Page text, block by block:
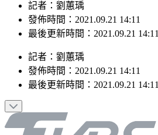
記者：劉蕙瑀
發佈時間：2021.09.21 14:11
最後更新時間：2021.09.21 14:11
記者 ： 劉蕙瑀
發佈時間： 2021.09.21 14:11
最後更新時間： 2021.09.21 14:11